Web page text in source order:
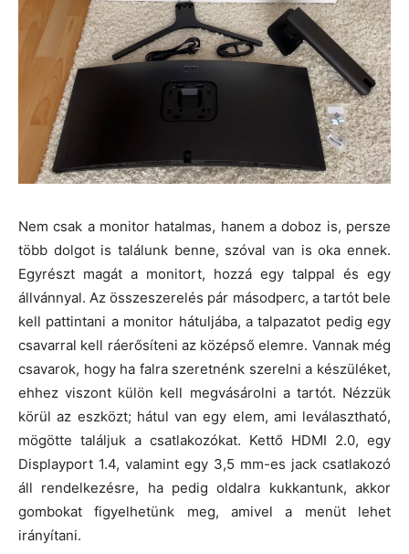
Nem csak a monitor hatalmas, hanem a doboz is, persze
több dolgot is találunk benne, szóval van is oka ennek.
Egyrészt magát a monitort, hozzá egy talppal és egy
állvánnyal. Az összeszerelés pár másodperc, a tartót bele
kell pattintani a monitor hátuljába, a talpazatot pedig egy
csavarral kell ráerősíteni az középső elemre. Vannak még
csavarok, hogy ha falra szeretnénk szerelni a készüléket,
ehhez viszont külön kell megvásárolni a tartót. Nézzük
körül az eszközt; hátul van egy elem, ami leválasztható,
mögötte találjuk a csatlakozókat. Kettő HDMI 2.0, egy
Displayport 1.4, valamint egy 3,5 mm-es jack csatlakozó
áll rendelkezésre, ha pedig oldalra kukkantunk, akkor
gombokat figyelhetünk meg, amivel a menüt lehet
irányítani.